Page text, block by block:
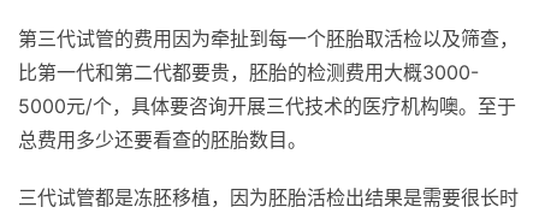
第三代试管的费用因为牵扯到每一个胚胎取活检以及筛查，
比第一代和第二代都要贵，胚胎的检测费用大概3000-
5000元/个，具体要咨询开展三代技术的医疗机构噢。至于
总费用多少还要看查的胚胎数目。
三代试管都是冻胚移植，因为胚胎活检出结果是需要很长时